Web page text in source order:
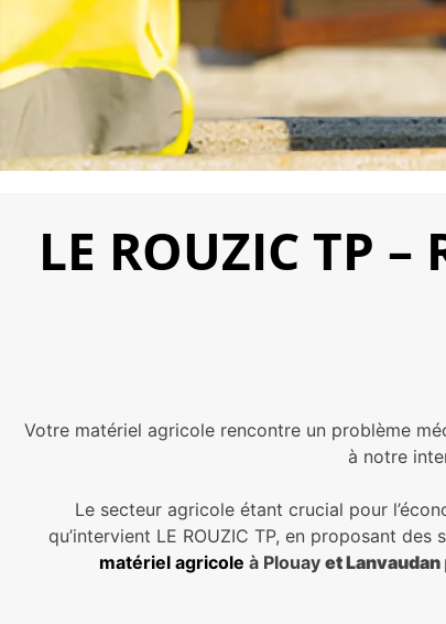
LE ROUZIC TP
Votre matériel agricole rencontre un problème
à notre
Le secteur agricole étant crucial pour
qu’intervient LE ROUZIC TP, en proposant
matériel agricole à Plouay et Lanvaudan